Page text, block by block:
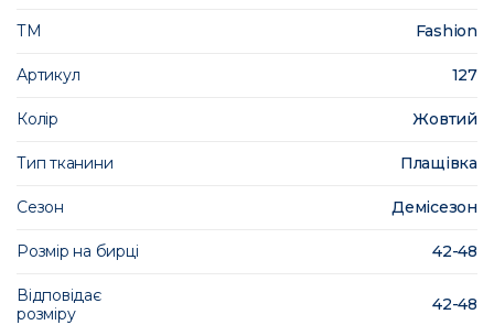
ТМ Fashion
Артикул 127
Колір Жовтий
Тип тканини Плащівка
Сезон Демісезон
Розмір на бирці 42-48
Відповідає
розміру
42-48